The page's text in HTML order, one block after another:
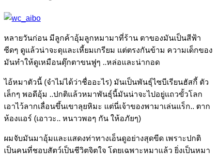
หลายวันก่อน มีลูกค้าอุ้มลูกหมามาที่ร้าน ตาของมันเป็นสีฟ้า
ซีดๆ ดูแล้วน่าจะดุและเหี้ยมเกรียม แต่ตรงกันข้าม ความเด็กของ
มันทำให้ดูเหมือนตุ๊กตาขนฟูๆ ..หล่อและน่ากอด
ไอ้หมาตัวนี้ (จำไม่ได้ว่าชื่ออะไร) มันเป็นพันธุ์ไซบีเรียนฮัสกี้ ตัว
เล็กๆ พอดีอุ้ม ..ปกติแล้วหมาพันธุ์นี้มันน่าจะไปอยู่แถวขั้วโลก
เอาไว้ลากเลื่อนขึ้นเขาลุยหิมะ แต่นี่เจ้าของพามาเล่นแร็ก.. ตาก
ห้องแอร์ (เอาวะ.. หนาวพอๆ กัน ให้อภัยๆ)
ผมจับมันมาอุ้มและแสดงท่าทางเอ็นดูอย่างสุดขีด เพราะปกติ
เป็นคนที่ชอบสัตว์เป็นชีวิตจิตใจ โดยเฉพาะหมาแล้ว ยิ่งเป็นหมา